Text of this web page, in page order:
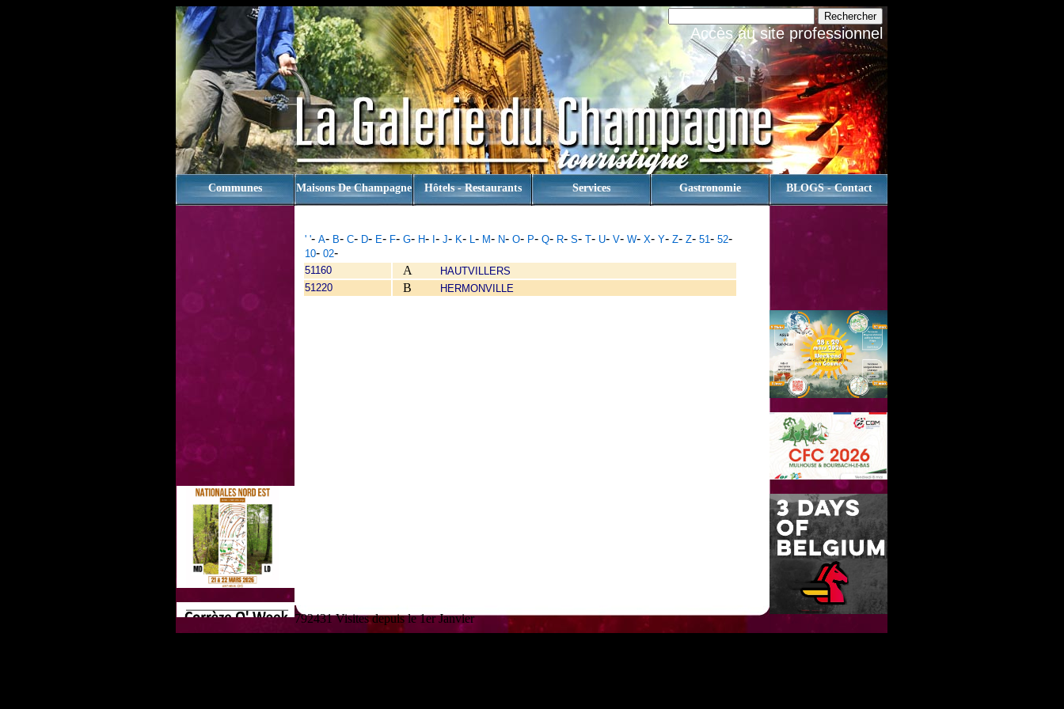
Accès au site professionnel
Communes Maisons De Champagne Hôtels - Restaurants Services Gastronomie BLOGS - Contact
' '- A- B- C- D- E- F- G- H- - J- K- L- M- N- O- P- Q- R- S- T- U- V- W- X- Y- Z- Z- 51- 52-
10- 02-
51160 A
HAUTVILLERS
51220
B HERMONVILLE
792431 Visites depuis le 1er Janvier